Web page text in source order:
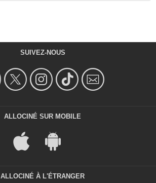
SUIVEZ-NOUS
ALLOCINÉ SUR MOBILE
ALLOCINÉ À L'ÉTRANGER